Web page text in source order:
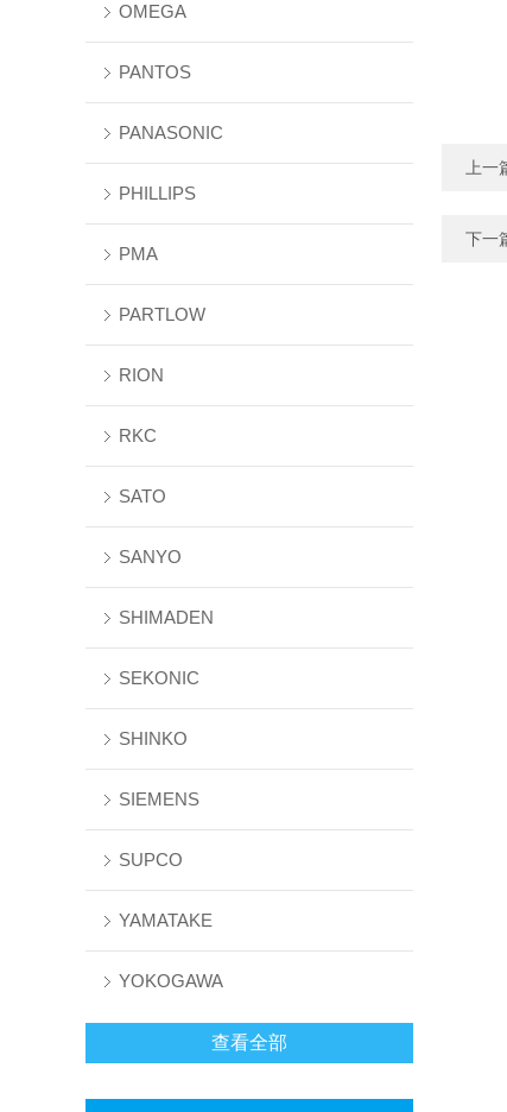
OMEGA
PANTOS
PANASONIC
PHILLIPS
PMA
PARTLOW
RION
RKC
SATO
SANYO
SHIMADEN
SEKONIC
SHINKO
SIEMENS
SUPCO
YAMATAKE
YOKOGAWA
查看全部
上一
下一